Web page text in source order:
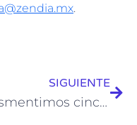
.
SIGUIENTE
Desmentimos cinco mitos sobre el ultrasonido terapéutico